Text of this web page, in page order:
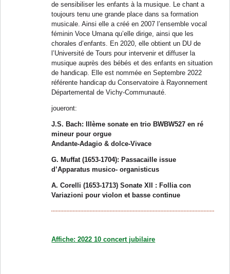
de sensibiliser les enfants à la musique. Le chant a
toujours tenu une grande place dans sa formation
musicale. Ainsi elle a créé en 2007 l’ensemble vocal
féminin Voce Umana qu’elle dirige, ainsi que les
chorales d’enfants. En 2020, elle obtient un DU de
l’Université de Tours pour intervenir et diffuser la
musique auprès des bébés et des enfants en situation
de handicap. Elle est nommée en Septembre 2022
référente handicap du Conservatoire à Rayonnement
Départemental de Vichy-Communauté.
joueront:
J.S. Bach: IIIème sonate en trio BWBW527 en ré
mineur pour orgue
Andante-Adagio & dolce-Vivace
G. Muffat (1653-1704): Passacaille issue
d’Apparatus musico- organisticus
A. Corelli (1653-1713) Sonate XII : Follia con
Variazioni pour violon et basse continue
Affiche: 2022 10 concert jubilaire